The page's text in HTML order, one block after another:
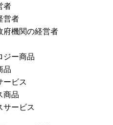
者
営者
府機関の経営者
ジー商品
品
ービス
商品
サービス